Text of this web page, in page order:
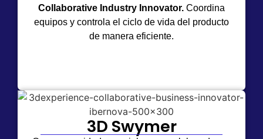
Collaborative Industry Innovator. Coordina
equipos y controla el ciclo de vida del producto
de manera eficiente.
3D Swymer